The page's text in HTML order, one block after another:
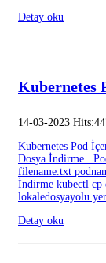
Detay oku
Kubernetes
14-03-2023
Kubernetes Pod
Dosya İndirme
filename.txt
İndirme kubectl cp
lokaledosyayolu
Detay oku